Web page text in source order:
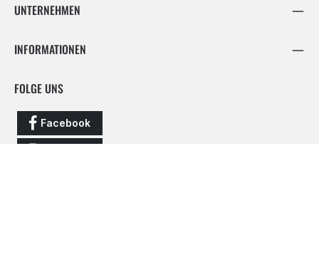
UNTERNEHMEN
INFORMATIONEN
FOLGE UNS
Facebook